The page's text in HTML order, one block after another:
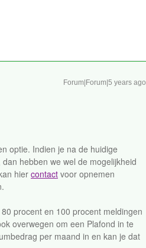
Forum|Forum|5 years ago
optie. Indien je na de huidige
hebben we wel de mogelijkheid
hier contact voor opnemen
procent en 100 procent meldingen
overwegen om een Plafond in te
per maand in en kan je dat